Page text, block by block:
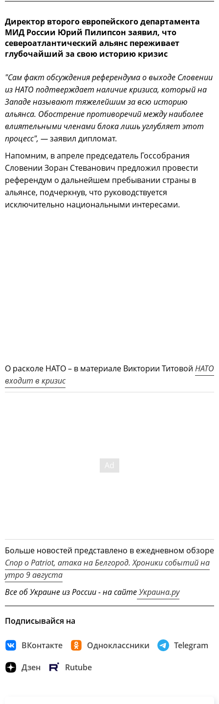
Директор второго европейского департамента
МИД России Юрий Пилипсон заявил, что
североатлантический альянс переживает
глубочайший за свою историю кризис
"Сам факт обсуждения референдума о выходе Словении
из НАТО подтверждает наличие кризиса, который на
Западе называют тяжелейшим за всю историю
альянса. Обострение противоречий между наиболее
влиятельными членами блока лишь углубляет этот
процесс", —заявил дипломат.
Напомним, в апреле председатель Госсобрания
Словении Зоран Стеванович предложил провести
референдум о дальнейшем пребывании страны в
альянсе, подчеркнув, что руководствуется
исключительно национальными интересами.
О расколе НАТО – в материале Виктории Титовой НАТО
входит в кризис
Больше новостей представлено в ежедневном обзоре
Спор о Patriot, атака на Белгород. Хроники событий на
утро 9 августа
Все об Украине из России - на сайтеУкраина.ру
Подписывайся на
ВКонтакте Одноклассники Telegram
Дзен Rutube